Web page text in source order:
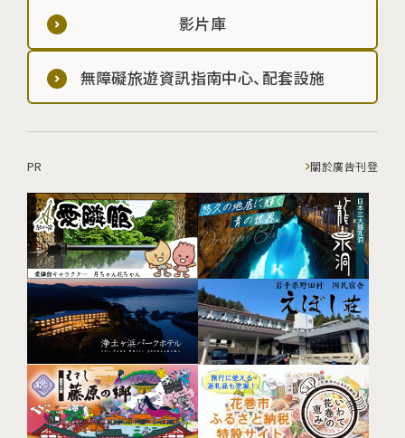
影片庫
無障礙旅遊資訊指南中心、配套設施
PR 關於廣告刊登